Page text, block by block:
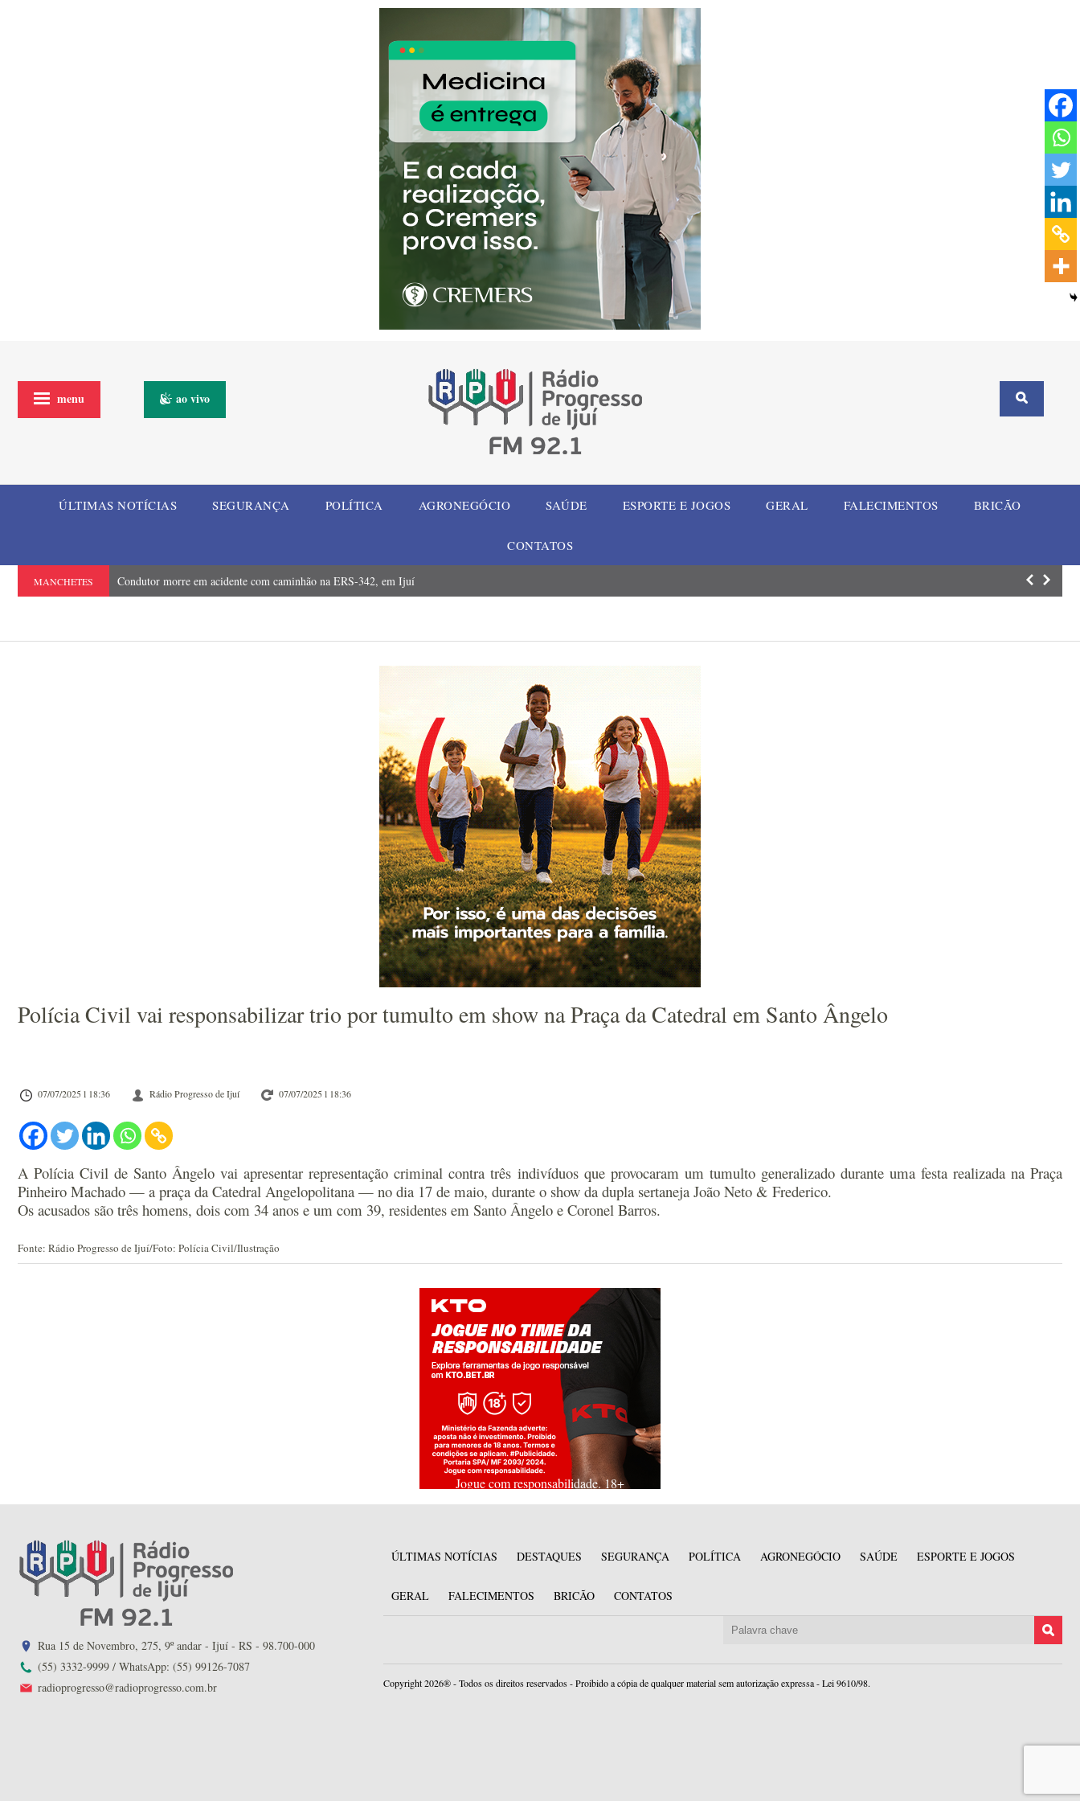
menu ao vivo
ÚLTIMAS NOTÍCIAS SEGURANÇA POLÍTICA AGRONEGÓCIO SAÚDE ESPORTE E JOGOS GERAL FALECIMENTOS BRICÃO
CONTATOS
MANCHETES Condutor morre em acidente com caminhão na ERS-342, em Ijuí Temporal das
Polícia Civil vai responsabilizar trio por tumulto em show na Praça da Catedral em Santo Ângelo
07/07/2025 l 18:36 Rádio Progresso de Ijuí 07/07/2025 l 18:36
A Polícia Civil de Santo Ângelo vai apresentar representação criminal contra três indivíduos que provocaram um tumulto generalizado durante uma festa realizada na Praça
Pinheiro Machado — a praça da Catedral Angelopolitana — no dia 17 de maio, durante o show da dupla sertaneja João Neto & Frederico.
Os acusados são três homens, dois com 34 anos e um com 39, residentes em Santo Ângelo e Coronel Barros.
Fonte: Rádio Progresso de Ijuí/Foto: Polícia Civil/Ilustração
Jogue com responsabilidade. 18+
Rua 15 de Novembro, 275, 9º andar - Ijuí - RS - 98.700-000
(55) 3332-9999 / WhatsApp: (55) 99126-7087
radioprogresso@radioprogresso.com.br
ÚLTIMAS NOTÍCIAS DESTAQUES SEGURANÇA POLÍTICA AGRONEGÓCIO SAÚDE ESPORTE E JOGOS
GERAL FALECIMENTOS BRICÃO CONTATOS
Copyright 2026® - Todos os direitos reservados - Proibido a cópia de qualquer material sem autorização expressa - Lei 9610/98.